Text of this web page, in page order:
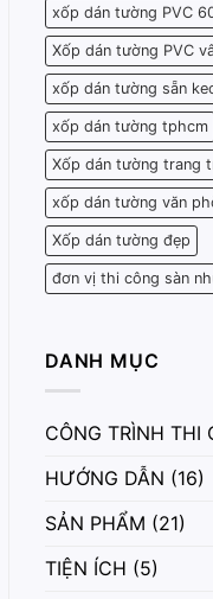
xốp dán tường PVC
Xốp dán tường PVC
xốp dán tường sẵn
xốp dán tường tphcm
Xốp dán tường trang
xốp dán tường văn
Xốp dán tường đẹp
đơn vị thi công sàn
DANH MỤC
CÔNG TRÌNH THI
HƯỚNG DẪN (16)
SẢN PHẨM (21)
TIỆN ÍCH (5)